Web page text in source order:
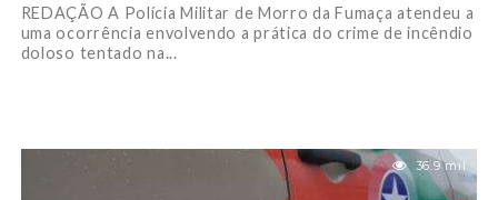
REDAÇÃO A Polícia Militar de Morro da Fumaça atendeu a
uma ocorrência envolvendo a prática do crime de incêndio
doloso tentado na...
36.9 mil